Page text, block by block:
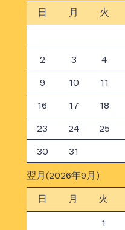
日 月 火
2
3 4
9
10 11
16
17 18
23
24 25
30
31
翌月(2026年9月)
日 月 火
1